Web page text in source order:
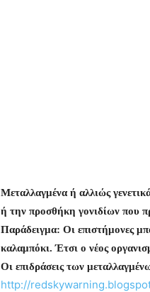
Μεταλλαγμένα ή αλλιώς
ή την προσθήκη γονιδίων που
Παράδειγμα: Οι επιστήμονες
καλαμπόκι. Έτσι ο νέος
Οι επιδράσεις των
http://